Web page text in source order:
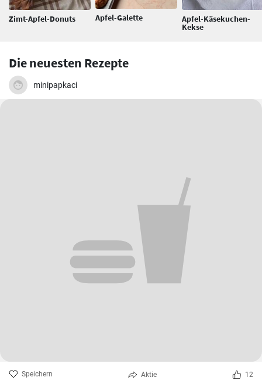
Zimt-Apfel-Donuts Apfel-Galette Apfel-Käsekuchen-
Kekse
Die neuesten Rezepte
minipapkaci
Speichern Aktie 12